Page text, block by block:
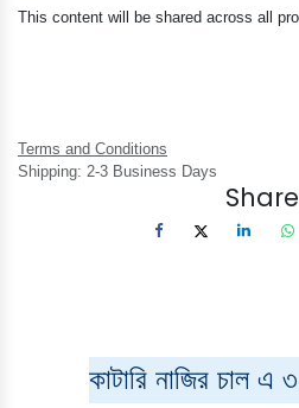
This content will be shared across all
Terms and Conditions
Shipping: 2-3 Business Days
Share
কাটারি নাজির চাল এ